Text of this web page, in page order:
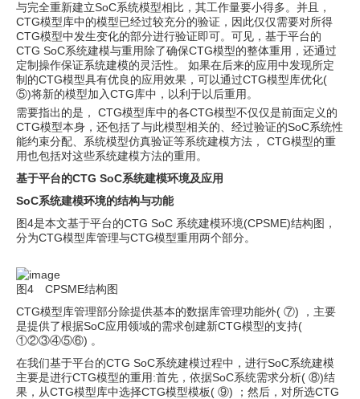
与完全重新建立SoC系统模型相比，其工作量要小得多。并且，
CTG模型库中的模型已经过较充分的验证，因此仅仅需要对所得
CTG模型中发生变化的部分进行验证即可。可见，基于平台的
CTG SoC系统建模与重用除了确保CTG模型的整体重用，还通过
定制操作保证系统建模的灵活性。 如果在后来的应用中发现所定
制的CTG模型具有优良的应用效果，可以通过CTG模型库优化(
⑤)将新的模型加入CTG库中，以利于以后重用。
需要指出的是， CTG模型库中的各CTG模型不仅仅是前面定义的
CTG模型本身，还包括了与此模型相关的、经过验证的SoC系统性
能约束分配、系统模型仿真验证等系统建模方法， CTG模型的重
用也包括对这些系统建模方法的重用。
基于平台的CTG SoC系统建模环境及应用
SoC系统建模环境的结构与功能
图4是本文基于平台的CTG SoC 系统建模环境(CPSME)结构图，
分为CTG模型库管理与CTG模型重用两个部分。
图4 CPSME结构图
CTG模型库管理部分除提供基本的数据库管理功能外( ⑦) ，主要
是提供了根据SoC应用领域的需求创建新CTG模型的支持(
①②③④⑤⑥) 。
在我们基于平台的CTG SoC系统建模过程中，进行SoC系统建模
主要是进行CTG模型的重用:首先，依据SoC系统需求分析( ⑧)结
果，从CTG模型库中选择CTG模型模板( ⑨) ；然后，对所选CTG